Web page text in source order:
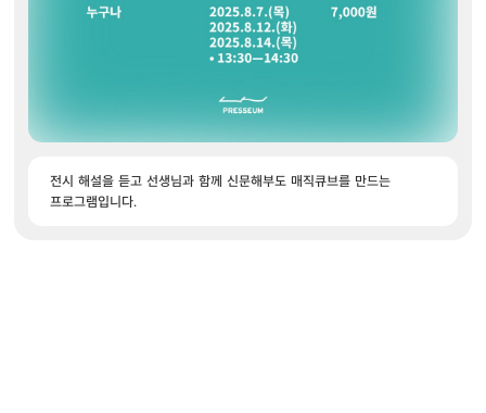
전시 해설을 듣고 선생님과 함께 신문해부도 매직큐브를 만드는
프로그램입니다.